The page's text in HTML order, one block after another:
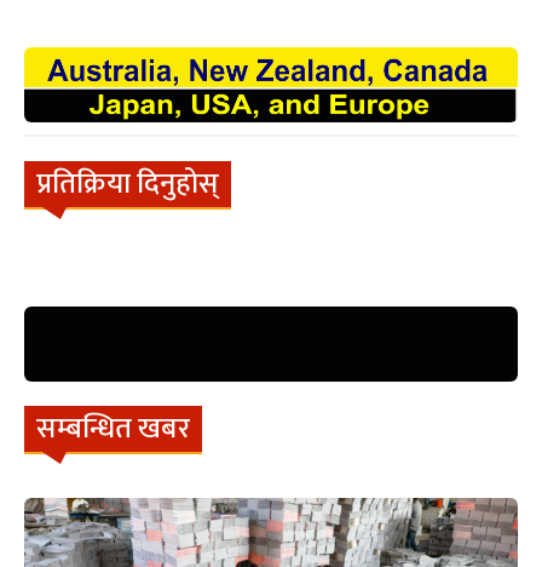
प्रतिक्रिया दिनुहोस्
सम्बन्धित खबर